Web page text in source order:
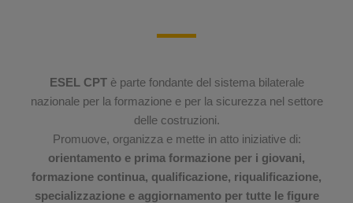
ESEL CPTè parte fondante del sistema bilaterale
nazionale per la formazione e per la sicurezza nel settore
delle costruzioni.
Promuove, organizza e mette in atto iniziative di:
orientamento e prima formazione per i giovani,
formazione continua, qualificazione, riqualificazione,
specializzazione e aggiornamento per tutte le figure